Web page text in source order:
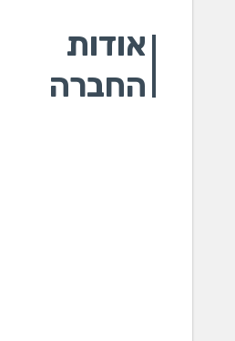
אודות
החברה